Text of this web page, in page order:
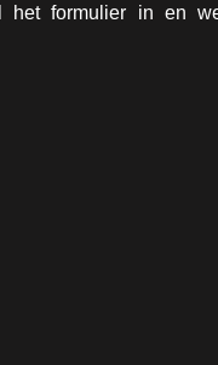
het formulier in en